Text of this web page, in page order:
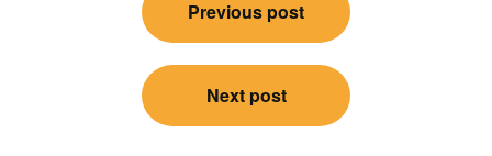
Previous post
Next post